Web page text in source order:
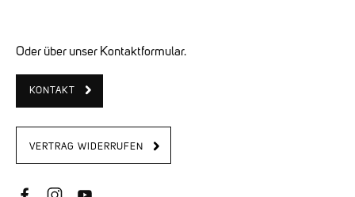
Oder über unser Kontaktformular.
KONTAKT
VERTRAG WIDERRUFEN